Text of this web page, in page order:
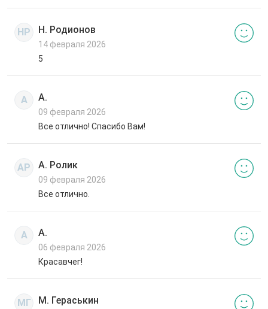
НР Н. Родионов
14 февраля 2026
5
А А.
09 февраля 2026
Все отлично! Спасибо Вам!
АР А. Ролик
09 февраля 2026
Все отлично.
А А.
06 февраля 2026
Красавчег!
МГ М. Гераськин